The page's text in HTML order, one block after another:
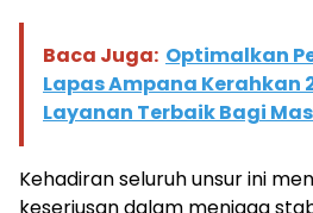
Baca Juga: Optimalkan
Lapas Ampana Kerahkan
Layanan Terbaik Bagi
Kehadiran seluruh unsur ini